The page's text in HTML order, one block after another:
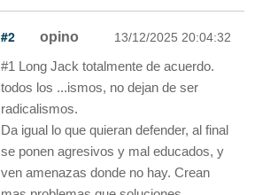
#2 opino 13/12/2025 20:04:32
#1 Long Jack totalmente de acuerdo.
todos los ...ismos, no dejan de ser
radicalismos.
Da igual lo que quieran defender, al final
se ponen agresivos y mal educados, y
ven amenazas donde no hay. Crean